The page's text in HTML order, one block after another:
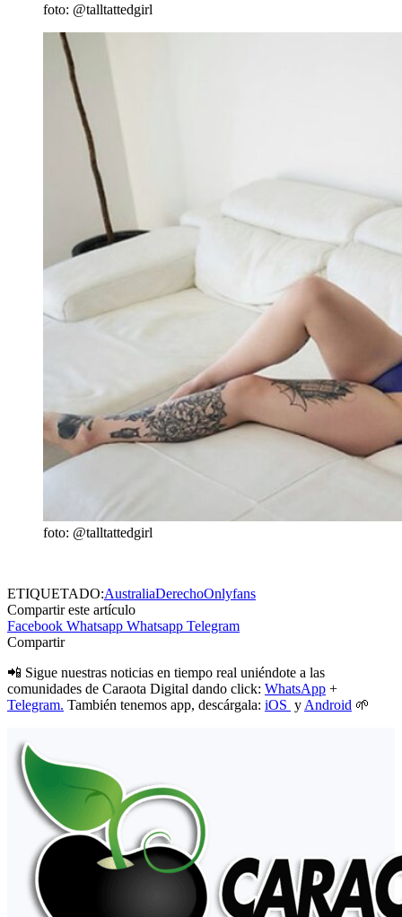
foto: @talltattedgirl
foto: @talltattedgirl
ETIQUETADO:AustraliaDerechoOnlyfans
Compartir este artículo
Facebook Whatsapp Whatsapp Telegram
Compartir
📲 Sigue nuestras noticias en tiempo real uniéndote a las
comunidades de Caraota Digital dando click: WhatsApp +
Telegram. También tenemos app, descárgala: iOS y Android 🌱